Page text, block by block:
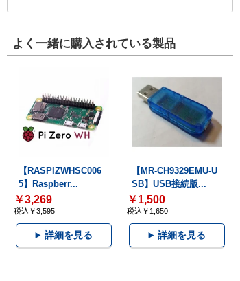
よく一緒に購入されている製品
【RASPIZWHSC006
5】Raspberr...
￥3,269
税込￥3,595
詳細を見る
【MR-CH9329EMU-U
SB】USB接続版...
￥1,500
税込￥1,650
詳細を見る